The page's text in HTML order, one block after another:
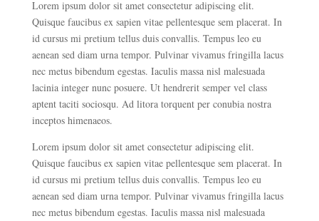
Lorem ipsum dolor sit amet consectetur adipiscing elit.
Quisque faucibus ex sapien vitae pellentesque sem placerat. In
id cursus mi pretium tellus duis convallis. Tempus leo eu
aenean sed diam urna tempor. Pulvinar vivamus fringilla lacus
nec metus bibendum egestas. Iaculis massa nisl malesuada
lacinia integer nunc posuere. Ut hendrerit semper vel class
aptent taciti sociosqu. Ad litora torquent per conubia nostra
inceptos himenaeos.
Lorem ipsum dolor sit amet consectetur adipiscing elit.
Quisque faucibus ex sapien vitae pellentesque sem placerat. In
id cursus mi pretium tellus duis convallis. Tempus leo eu
aenean sed diam urna tempor. Pulvinar vivamus fringilla lacus
nec metus bibendum egestas. Iaculis massa nisl malesuada